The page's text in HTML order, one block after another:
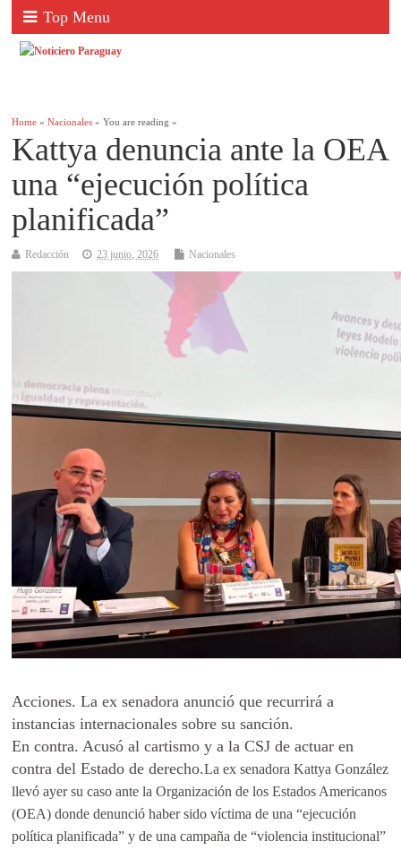
Top Menu
Home »Nacionales » You are reading »
Kattya denuncia ante la OEA
una “ejecución política
planificada”
Redacción 23 junio, 2026 Nacionales
Acciones. La ex senadora anunció que recurrirá a
instancias internacionales sobre su sanción.
En contra. Acusó al cartismo y a la CSJ de actuar en
contra del Estado de derecho.La ex senadora Kattya González
llevó ayer su caso ante la Organización de los Estados Americanos
(OEA) donde denunció haber sido víctima de una “ejecución
política planificada” y de una campaña de “violencia institucional”